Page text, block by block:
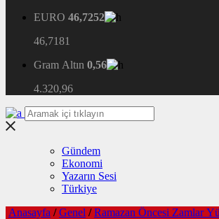
EURO 46,7252
46,7181
Gram Altın 0,56
4.320,96
Gündem
Ekonomi
Yazarın Sesi
Türkiye
Anasayfa / Genel / Ramazan Öncesi Zamlar